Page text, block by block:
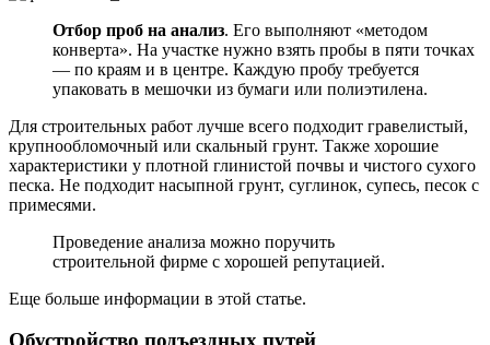
Отбор проб на анализ. Его выполняют «методом
конверта». На участке нужно взять пробы в пяти точках
— по краям и в центре. Каждую пробу требуется
упаковать в мешочки из бумаги или полиэтилена.
Для строительных работ лучше всего подходит гравелистый,
крупнообломочный или скальный грунт. Также хорошие
характеристики у плотной глинистой почвы и чистого сухого
песка. Не подходит насыпной грунт, суглинок, супесь, песок с
примесями.
Проведение анализа можно поручить
строительной фирме с хорошей репутацией.
Еще больше информации в этой статье.